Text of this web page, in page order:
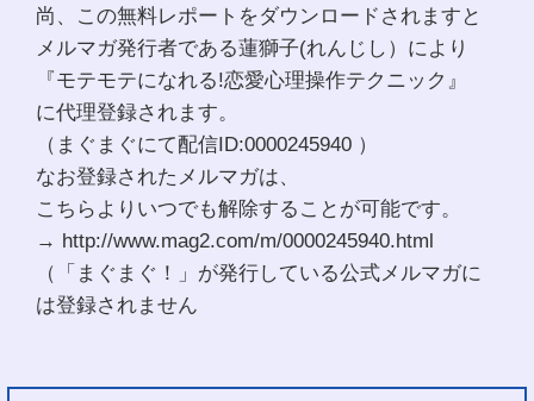
尚、この無料レポートをダウンロードされますと
メルマガ発行者である蓮獅子(れんじし）により
『モテモテになれる!恋愛心理操作テクニック』
に代理登録されます。
（まぐまぐにて配信ID:0000245940 ）
なお登録されたメルマガは、
こちらよりいつでも解除することが可能です。
→ http://www.mag2.com/m/0000245940.html
（「まぐまぐ！」が発行している公式メルマガに
は登録されません